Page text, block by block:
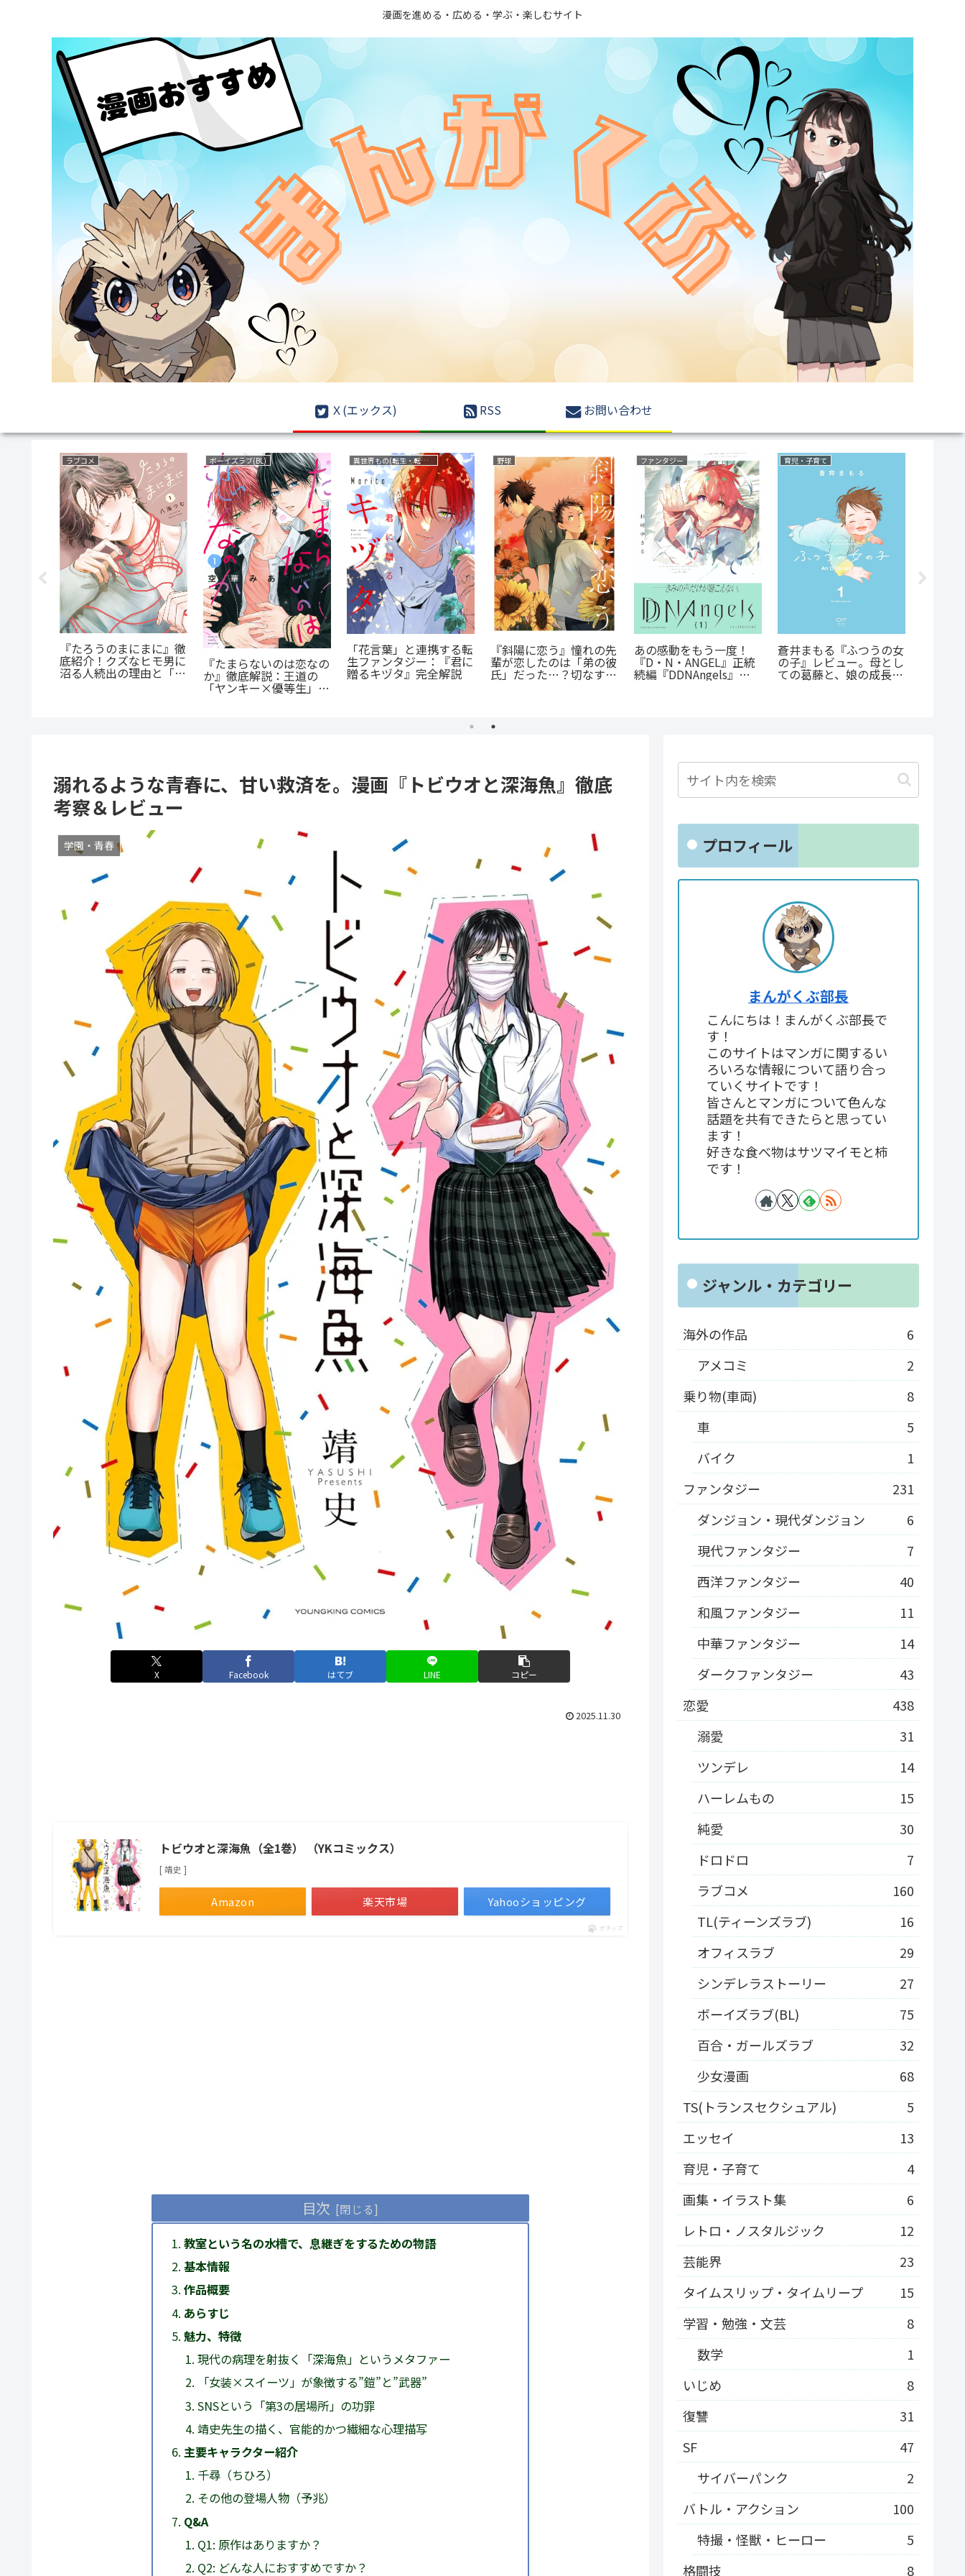
漫画を進める・広める・学ぶ・楽しむサイト
Ｘ(エックス) RSS お問い合わせ
ラブコメ
『たろうのまにまに』徹
底紹介！クズなヒモ男に
沼る人続出の理由と「ま
にまに」の意味とは？
ボーイズラブ(BL)
『たまらないのは恋なの
か』徹底解説：王道の
「ヤンキー×優等生」が
異世界もの(転生・転移・成り上がり・異世界ファンタジー)
「花言葉」と連携する転
生ファンタジー：『君に
贈るキヅタ』完全解説
野球
『斜陽に恋う』憧れの先
輩が恋したのは「弟の彼
氏」だった…？切なすぎ
ファンタジー
あの感動をもう一度！
『D・N・ANGEL』正統
続編『DDNAngels』の
魅力と謎に迫る完全ガイ
育児・子育て
蒼井まもる『ふつうの女
の子』レビュー。母とし
ての葛藤と、娘の成長に
涙が止まらない
溺れるような青春に、甘い救済を。漫画『トビウオと深海魚』徹底
考察＆レビュー
学園・青春
X Facebook はてブ LINE コピー
2025.11.30
トビウオと深海魚（全1巻） （YKコミックス）
[ 靖史 ]
Amazon 楽天市場 Yahooショッピング
ポチップ
目次
教室という名の水槽で、息継ぎをするための物語
基本情報
作品概要
あらすじ
魅力、特徴
現代の病理を射抜く「深海魚」というメタファー
「女装×スイーツ」が象徴する”鎧”と”武器”
SNSという「第3の居場所」の功罪
靖史先生の描く、官能的かつ繊細な心理描写
主要キャラクター紹介
千尋（ちひろ）
その他の登場人物（予兆）
Q&A
Q1: 原作はありますか？
Q2: どんな人におすすめですか？
プロフィール
まんがくぶ部長
こんにちは！まんがくぶ部長で
す！
このサイトはマンガに関するい
ろいろな情報について語り合っ
ていくサイトです！
皆さんとマンガについて色んな
話題を共有できたらと思ってい
ます！
好きな食べ物はサツマイモと柿
です！
ジャンル・カテゴリー
海外の作品
6
アメコミ
2
乗り物(車両)
8
車
5
バイク
1
ファンタジー
231
ダンジョン・現代ダンジョン
6
現代ファンタジー
7
西洋ファンタジー
40
和風ファンタジー
11
中華ファンタジー
14
ダークファンタジー
43
恋愛
438
溺愛
31
ツンデレ
14
ハーレムもの
15
純愛
30
ドロドロ
7
ラブコメ
160
TL(ティーンズラブ)
16
オフィスラブ
29
シンデレラストーリー
27
ボーイズラブ(BL)
75
百合・ガールズラブ
32
少女漫画
68
TS(トランスセクシュアル)
5
エッセイ
13
育児・子育て
4
画集・イラスト集
6
レトロ・ノスタルジック
12
芸能界
23
タイムスリップ・タイムリープ
15
学習・勉強・文芸
8
数学
1
いじめ
8
復讐
31
SF
47
サイバーパンク
2
バトル・アクション
100
特撮・怪獣・ヒーロー
5
格闘技
8